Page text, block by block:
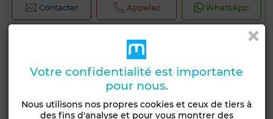
Contacter Appelez WhatsApp
Votre confidentialité est importante
pour nous.
Nous utilisons nos propres cookies et ceux de tiers à
des fins d'analyse et pour vous montrer des